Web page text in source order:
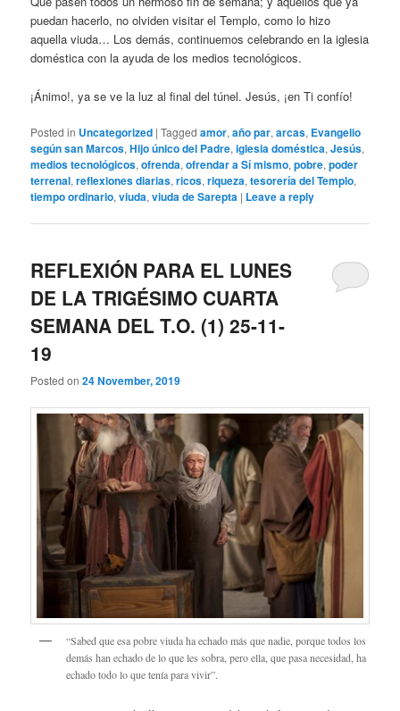
puedan hacerlo, no olviden visitar el Templo, como lo hizo
aquella viuda… Los demás, continuemos celebrando en la iglesia
doméstica con la ayuda de los medios tecnológicos.
¡Ánimo!, ya se ve la luz al final del túnel. Jesús, ¡en Ti confío!
Posted in Uncategorized |Tagged amor,año par,arcas, Evangelio
según san Marcos,Hijo único del Padre,iglesia doméstica,Jesús,
medios tecnológicos,ofrenda,ofrendar a Sí mismo,pobre,poder
terrenal,reflexiones diarias,ricos,riqueza,tesorería del Templo,
tiempo ordinario,viuda,viuda de Sarepta | Leave a reply
REFLEXIÓN PARA EL LUNES
DE LA TRIGÉSIMO CUARTA
SEMANA DEL T.O. (1) 25-11-
19
Posted on24 November, 2019
“Sabed que esa pobre viuda ha echado más que nadie, porque todos los
demás han echado de lo que les sobra, pero ella, que pasa necesidad, ha
echado todo lo que tenía para vivir”.